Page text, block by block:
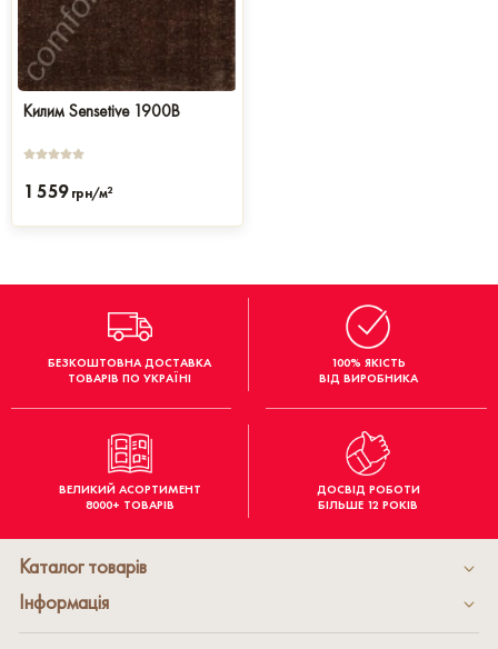
Килим Sensetive 1900B
1 559 грн/м2
БЕЗКОШТОВНА ДОСТАВКА
ТОВАРІВ ПО УКРАЇНІ
100% ЯКІСТЬ
ВІД ВИРОБНИКА
ВЕЛИКИЙ АСОРТИМЕНТ
8000+ ТОВАРІВ
ДОСВІД РОБОТИ
БІЛЬШЕ 12 РОКІВ
Каталог товарів
Інформація